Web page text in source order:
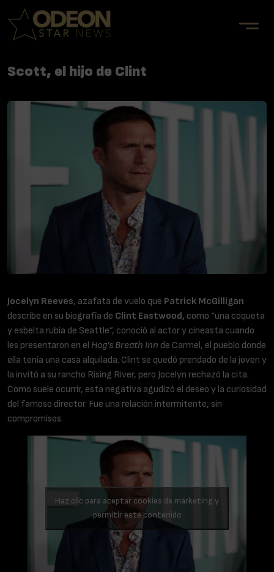
Scott, el hijo de Clint
Jocelyn Reeves, azafata de vuelo que Patrick McGilligan
describe en su biografía de Clint Eastwood, como “una coqueta
y esbelta rubia de Seattle”, conoció al actor y cineasta cuando
les presentaron en el Hog’s Breath Inn de Carmel, el pueblo donde
ella tenía una casa alquilada. Clint se quedó prendado de la joven y
la invitó a su rancho Rising River, pero Jocelyn rechazó la cita.
Como suele ocurrir, esta negativa agudizó el deseo y la curiosidad
del famoso director. Fue una relación intermitente, sin
compromisos.
Haz clic para aceptar cookies de marketing y
permitir este contenido